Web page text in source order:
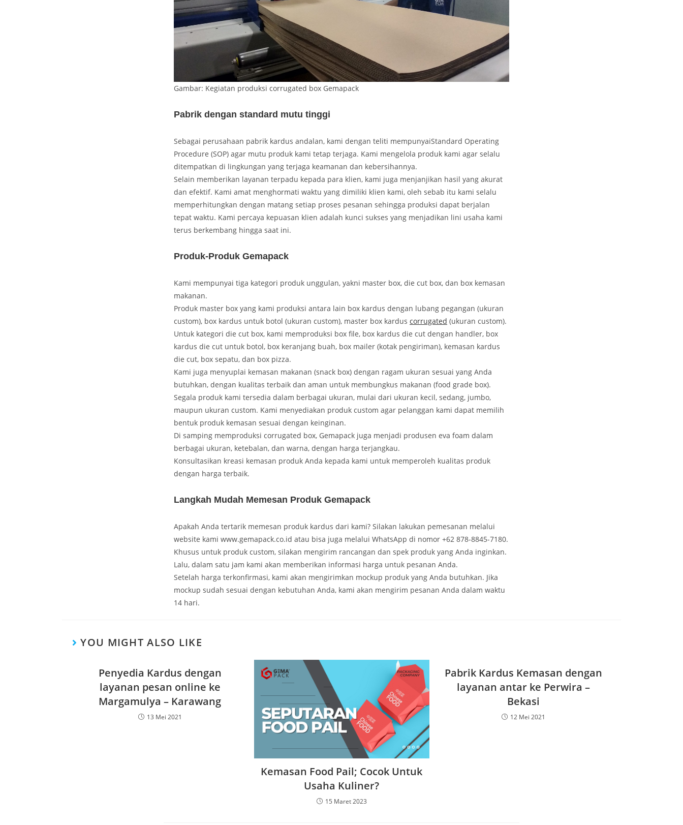
Gambar: Kegiatan produksi corrugated box Gemapack
Pabrik dengan standard mutu tinggi
Sebagai perusahaan pabrik kardus andalan, kami dengan teliti mempunyaiStandard Operating
Procedure (SOP) agar mutu produk kami tetap terjaga. Kami mengelola produk kami agar selalu
ditempatkan di lingkungan yang terjaga keamanan dan kebersihannya.
Selain memberikan layanan terpadu kepada para klien, kami juga menjanjikan hasil yang akurat
dan efektif. Kami amat menghormati waktu yang dimiliki klien kami, oleh sebab itu kami selalu
memperhitungkan dengan matang setiap proses pesanan sehingga produksi dapat berjalan
tepat waktu. Kami percaya kepuasan klien adalah kunci sukses yang menjadikan lini usaha kami
terus berkembang hingga saat ini.
Produk-Produk Gemapack
Kami mempunyai tiga kategori produk unggulan, yakni master box, die cut box, dan box kemasan
makanan.
Produk master box yang kami produksi antara lain box kardus dengan lubang pegangan (ukuran
custom), box kardus untuk botol (ukuran custom), master box kardus corrugated (ukuran custom).
Untuk kategori die cut box, kami memproduksi box file, box kardus die cut dengan handler, box
kardus die cut untuk botol, box keranjang buah, box mailer (kotak pengiriman), kemasan kardus
die cut, box sepatu, dan box pizza.
Kami juga menyuplai kemasan makanan (snack box) dengan ragam ukuran sesuai yang Anda
butuhkan, dengan kualitas terbaik dan aman untuk membungkus makanan (food grade box).
Segala produk kami tersedia dalam berbagai ukuran, mulai dari ukuran kecil, sedang, jumbo,
maupun ukuran custom. Kami menyediakan produk custom agar pelanggan kami dapat memilih
bentuk produk kemasan sesuai dengan keinginan.
Di samping memproduksi corrugated box, Gemapack juga menjadi produsen eva foam dalam
berbagai ukuran, ketebalan, dan warna, dengan harga terjangkau.
Konsultasikan kreasi kemasan produk Anda kepada kami untuk memperoleh kualitas produk
dengan harga terbaik.
Langkah Mudah Memesan Produk Gemapack
Apakah Anda tertarik memesan produk kardus dari kami? Silakan lakukan pemesanan melalui
website kami www.gemapack.co.id atau bisa juga melalui WhatsApp di nomor +62 878-8845-7180.
Khusus untuk produk custom, silakan mengirim rancangan dan spek produk yang Anda inginkan.
Lalu, dalam satu jam kami akan memberikan informasi harga untuk pesanan Anda.
Setelah harga terkonfirmasi, kami akan mengirimkan mockup produk yang Anda butuhkan. Jika
mockup sudah sesuai dengan kebutuhan Anda, kami akan mengirim pesanan Anda dalam waktu
14 hari.
YOU MIGHT ALSO LIKE
Penyedia Kardus dengan
layanan pesan online ke
Margamulya – Karawang
13 Mei 2021
Kemasan Food Pail; Cocok Untuk
Usaha Kuliner?
15 Maret 2023
Pabrik Kardus Kemasan dengan
layanan antar ke Perwira –
Bekasi
12 Mei 2021